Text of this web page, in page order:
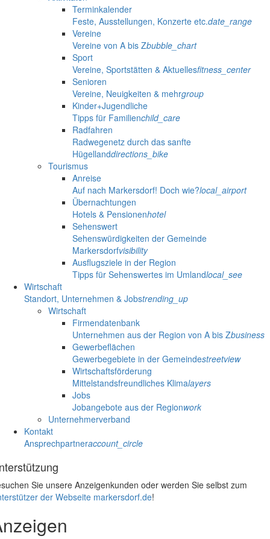
Terminkalender
Feste, Ausstellungen, Konzerte etc.date_range
Vereine
Vereine von A bis Zbubble_chart
Sport
Vereine, Sportstätten & Aktuellesfitness_center
Senioren
Vereine, Neuigkeiten & mehrgroup
Kinder+Jugendliche
Tipps für Familienchild_care
Radfahren
Radwegenetz durch das sanfte
Hügellanddirections_bike
Tourismus
Anreise
Auf nach Markersdorf! Doch wie?local_airport
Übernachtungen
Hotels & Pensionenhotel
Sehenswert
Sehenswürdigkeiten der Gemeinde
Markersdorfvisibility
Ausflugsziele in der Region
Tipps für Sehenswertes im Umlandlocal_see
Wirtschaft
Standort, Unternehmen & Jobstrending_up
Wirtschaft
Firmendatenbank
Unternehmen aus der Region von A bis Zbusiness
Gewerbeflächen
Gewerbegebiete in der Gemeindestreetview
Wirtschaftsförderung
Mittelstandsfreundliches Klimalayers
Jobs
Jobangebote aus der Regionwork
Unternehmerverband
Kontakt
Ansprechpartneraccount_circle
Sie unsere Anzeigenkunden oder werden Sie selbst zum
der Webseite markersdorf.de!